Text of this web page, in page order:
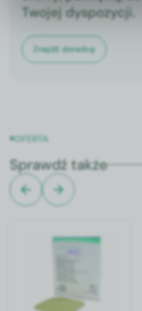
Twojej dyspozycji.
Znajdź doradcę
OFERTA
Sprawdź także